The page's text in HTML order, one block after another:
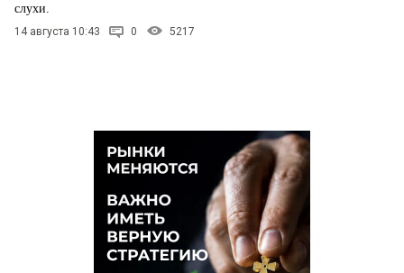
слухи.
14 августа 10:43 0 5217